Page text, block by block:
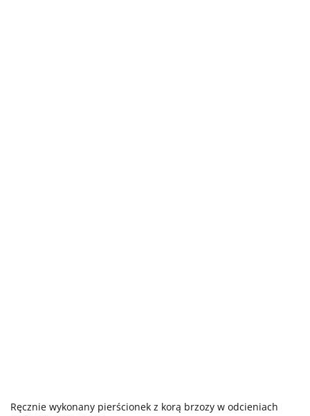
Ręcznie wykonany pierścionek z korą brzozy w odcieniach